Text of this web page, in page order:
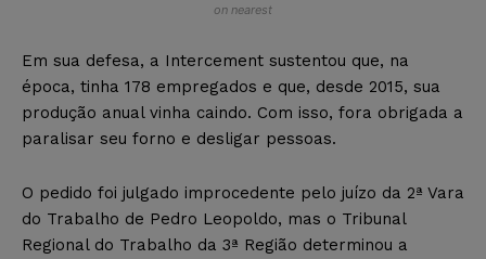
on nearest
Em sua defesa, a Intercement sustentou que, na
época, tinha 178 empregados e que, desde 2015, sua
produção anual vinha caindo. Com isso, fora obrigada a
paralisar seu forno e desligar pessoas.
O pedido foi julgado improcedente pelo juízo da 2ª Vara
do Trabalho de Pedro Leopoldo, mas o Tribunal
Regional do Trabalho da 3ª Região determinou a